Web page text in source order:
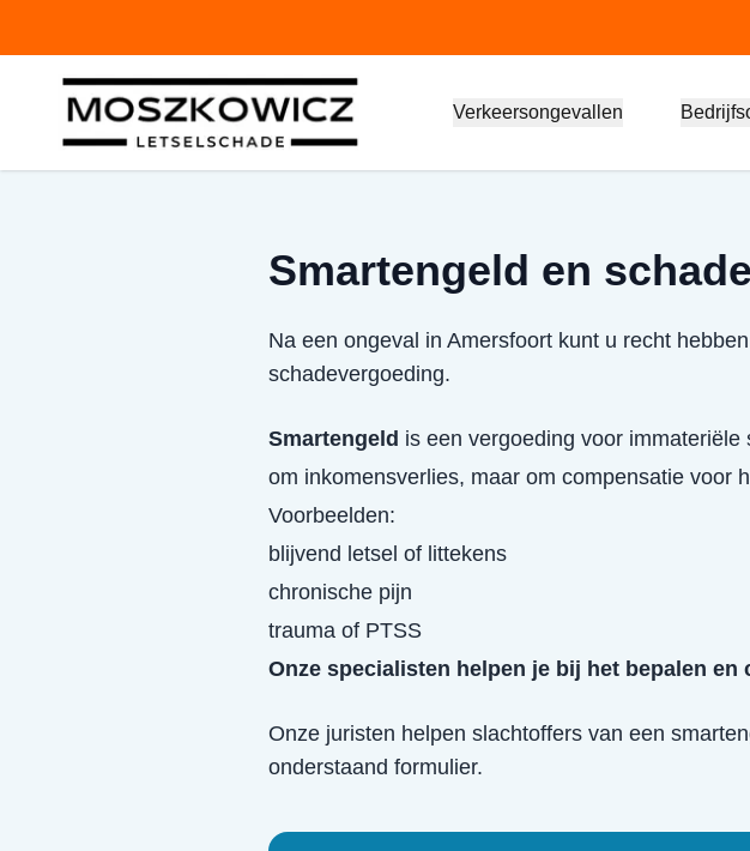
Verkeersongevallen
Smartengeld en
Na een ongeval in Amersfoort kunt u recht
schadevergoeding.
Smartengeld is een vergoeding voor
om inkomensverlies, maar om compensatie voor
Voorbeelden:
blijvend letsel of littekens
chronische pijn
trauma of PTSS
Onze specialisten helpen je bij het bepalen en
Onze juristen helpen slachtoffers van een
onderstaand formulier.